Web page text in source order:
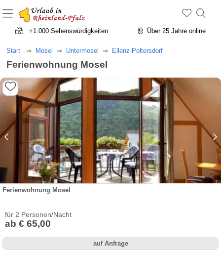
+1.500 Unterkünfte in Rheinland-Pfalz
+1.000 Sehenswürdigkeiten
Über 25 Jahre online
Start Mosel Untermosel Ellenz-Poltersdorf
Ferienwohnung Mosel
Ferienwohnung Mosel
für 2 Personen/Nacht
ab € 65,00
auf Anfrage